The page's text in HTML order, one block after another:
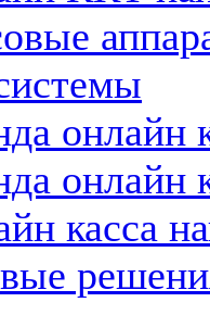
онлайн
онлайн
касса